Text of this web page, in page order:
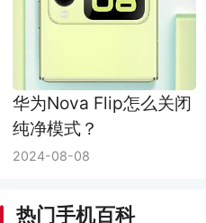
华为Nova Flip怎么关闭
纯净模式？
2024-08-08
热门手机百科